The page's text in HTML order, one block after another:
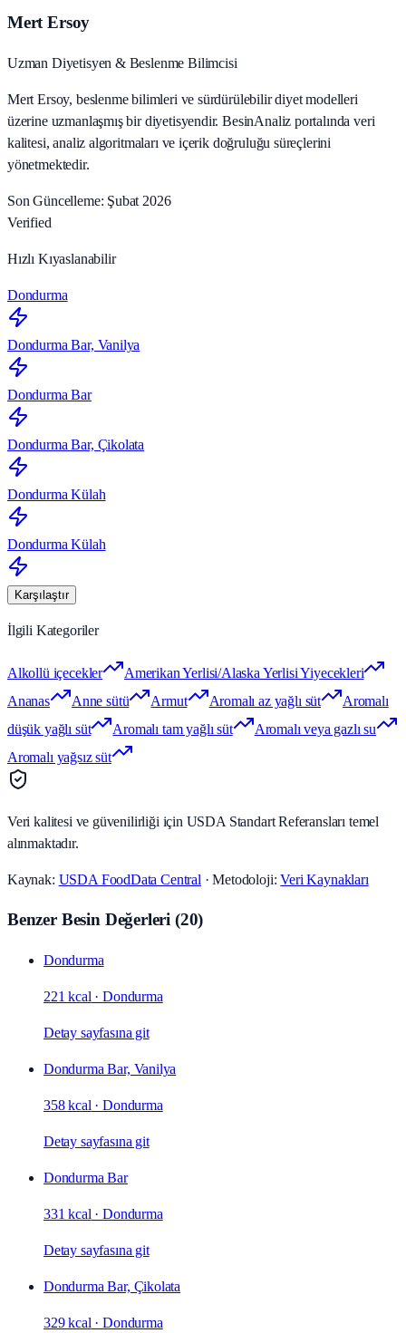
Mert Ersoy
Uzman Diyetisyen & Beslenme Bilimcisi
Mert Ersoy, beslenme bilimleri ve sürdürülebilir diyet modelleri
üzerine uzmanlaşmış bir diyetisyendir. BesinAnaliz portalında veri
kalitesi, analiz algoritmaları ve içerik doğruluğu süreçlerini
yönetmektedir.
Son Güncelleme: Şubat 2026
Verified
Hızlı Kıyaslanabilir
Dondurma
Dondurma Bar, Vanilya
Dondurma Bar
Dondurma Bar, Çikolata
Dondurma Külah
Dondurma Külah
Karşılaştır
İlgili Kategoriler
Alkollü içecekler
Amerikan Yerlisi/Alaska Yerlisi Yiyecekleri
Ananas
Anne sütü Armut Aromalı az yağlı süt
Aromalı
düşük yağlı süt
Aromalı tam yağlı süt
Aromalı veya gazlı su
Aromalı yağsız süt
Veri kalitesi ve güvenilirliği için USDA Standart Referansları temel
alınmaktadır.
Kaynak: USDA FoodData Central · Metodoloji:Veri Kaynakları
Benzer Besin Değerleri (20)
Dondurma
221 kcal ·Dondurma
Detay sayfasına git
Dondurma Bar, Vanilya
358 kcal ·Dondurma
Detay sayfasına git
Dondurma Bar
331 kcal ·Dondurma
Detay sayfasına git
Dondurma Bar, Çikolata
329 kcal ·Dondurma